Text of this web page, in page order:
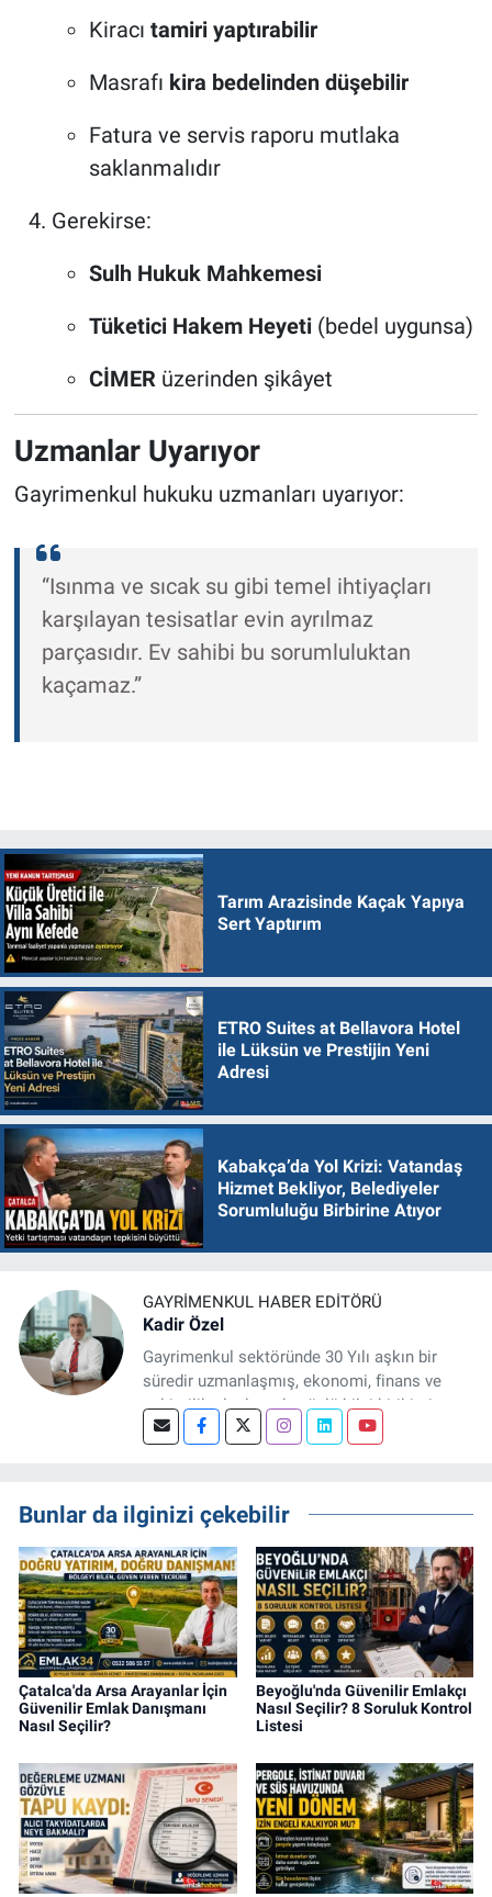
Kiracı tamiri yaptırabilir
Masrafı kira bedelinden düşebilir
Fatura ve servis raporu mutlaka
saklanmalıdır
Gerekirse:
Sulh Hukuk Mahkemesi
Tüketici Hakem Heyeti(bedel uygunsa)
CİMERüzerinden şikâyet
Uzmanlar Uyarıyor
Gayrimenkul hukuku uzmanları uyarıyor:
“Isınma ve sıcak su gibi temel ihtiyaçları
karşılayan tesisatlar evin ayrılmaz
parçasıdır. Ev sahibi bu sorumluluktan
kaçamaz.”
Tarım Arazisinde Kaçak Yapıya
Sert Yaptırım
ETRO Suites at Bellavora Hotel
ile Lüksün ve Prestijin Yeni
Adresi
Kabakça’da Yol Krizi: Vatandaş
Hizmet Bekliyor, Belediyeler
Sorumluluğu Birbirine Atıyor
GAYRIMENKUL HABER EDITÖRÜ
Kadir Özel
Gayrimenkul sektöründe 30 Yılı aşkın bir
süredir uzmanlaşmış, ekonomi, finans ve
şehircilik alanlarında güçlü bilgi birikimine
sahip, dijital medya odaklı deneyimli bir
projeleri üzerine haber, analiz ve özel
dosyalar hazırlama konusunda yetkinim.
Bunlar da ilginizi çekebilir
Çatalca'da Arsa Arayanlar İçin
Güvenilir Emlak Danışmanı
Nasıl Seçilir?
Beyoğlu'nda Güvenilir Emlakçı
Nasıl Seçilir? 8 Soruluk Kontrol
Listesi